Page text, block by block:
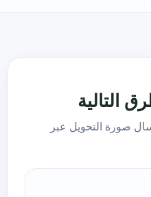
التالية
صورة التحويل عبر